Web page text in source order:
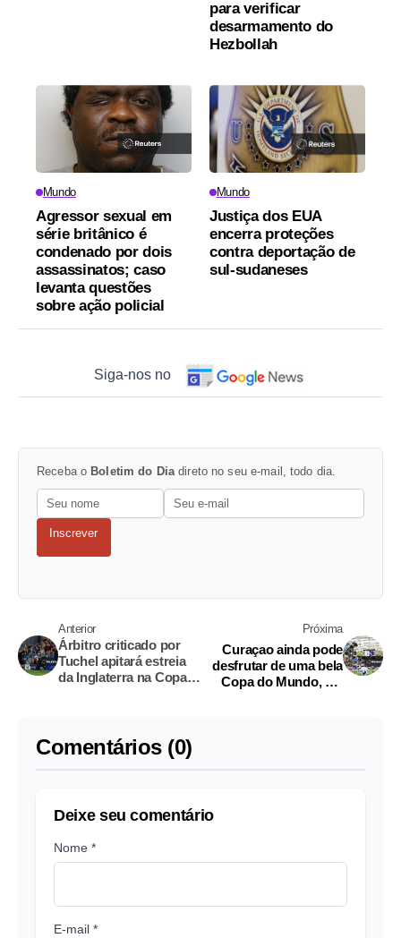
para verificar
desarmamento do
Hezbollah
Mundo
Agressor sexual em
série britânico é
condenado por dois
assassinatos; caso
levanta questões
sobre ação policial
Mundo
Justiça dos EUA
encerra proteções
contra deportação de
sul-sudaneses
Siga-nos no
Receba o Boletim do Dia direto no seu e-mail, todo dia.
Inscrever
Anterior
Árbitro criticado por
Tuchel apitará estreia
da Inglaterra na Copa
Próxima
Curaçao ainda pode
desfrutar de uma bela
Copa do Mundo, diz
Comentários (0)
Deixe seu comentário
Nome *
E-mail *